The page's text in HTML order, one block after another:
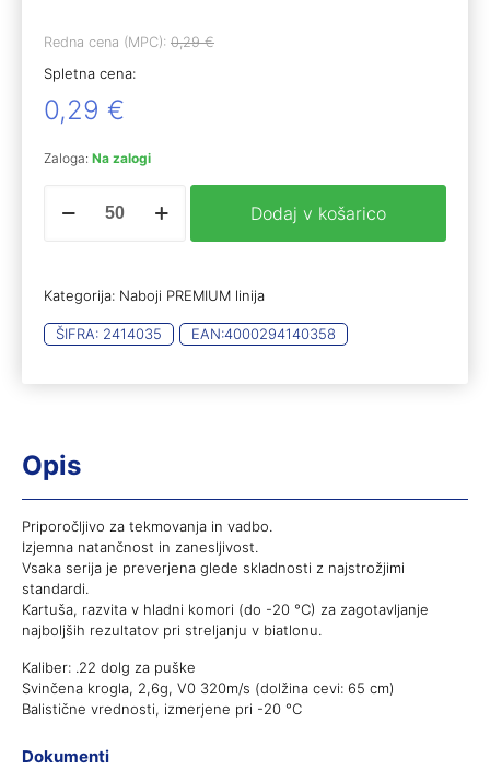
Redna cena (MPC): 0,29€
Spletna cena:
0,29 €
Zaloga: Na zalogi
.22lfB
(50)
Dodaj v košarico
Kategorija: Naboji PREMIUM linija
ŠIFRA: 2414035 EAN:4000294140358
Opis
Priporočljivo za tekmovanja in vadbo.
Izjemna natančnost in zanesljivost.
Vsaka serija je preverjena glede skladnosti z najstrožjimi
standardi.
Kartuša, razvita v hladni komori (do -20 °C) za zagotavljanje
najboljših rezultatov pri streljanju v biatlonu.
Kaliber: .22 dolg za puške
Svinčena krogla, 2,6g, V0 320m/s (dolžina cevi: 65 cm)
Balistične vrednosti, izmerjene pri -20 °C
Dokumenti